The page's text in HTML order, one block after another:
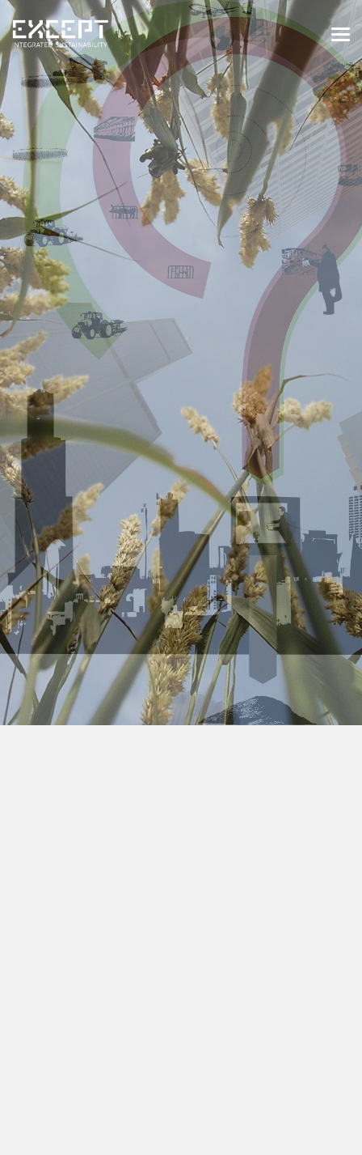
HOME
DIENSTEN
DIENSTEN OVERZICHT
GEBOUWDE & NATUURLIJKE
OMGEVING
ORGANISATIES & INDUSTRIE
TRAININGEN & WORKSHOPS
PROJECTEN
KENNISBANK
OVER ONS
OVER ONS
ONZE AANPAK
WERKEN BIJ EXCEPT
NIEUWS & EVENEMENTEN
ONS TEAM
ENGLISH CONTACT